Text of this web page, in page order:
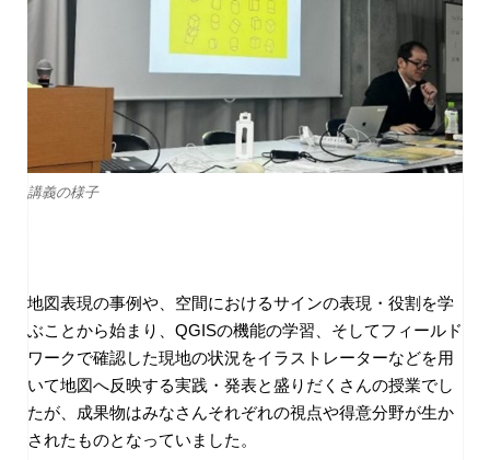
講義の様子
地図表現の事例や、空間におけるサインの表現・役割を学
ぶことから始まり、 QGISの機能の学習、そしてフィールド
ワークで確認した現地の状況をイラストレーターなどを用
いて地図へ反映する実践・発表と盛りだくさんの授業でし
たが、成果物はみなさんそれぞれの視点や得意分野が生か
されたものとなっていました。